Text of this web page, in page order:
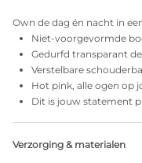
Own de dag én nacht in
Niet-voorgevormde
Gedurfd transparant
Verstelbare
Hot pink, alle ogen op
Dit is jouw statement
Verzorging & materialen